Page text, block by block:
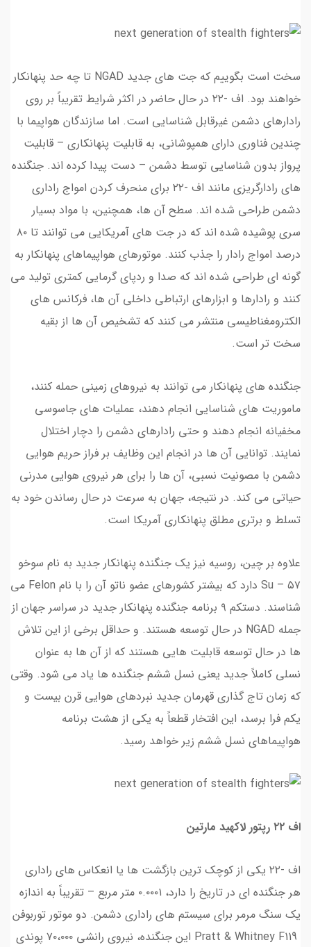
سخت است بگوییم که جت های جدید NGAD تا چه حد پنهانکار
خواهند بود. اف -۲۲ در حال حاضر در اکثر شرایط تقریباً بر روی
رادارهای دشمن غیرقابل شناسایی است. اما سازندگان هواپیما با
چندین فناوری دارای همپوشانی، به قابلیت پنهانکاری – قابلیت
پرواز بدون شناسایی توسط دشمن – دست پیدا کرده اند. جنگنده
های رادارگریزی مانند اف -۲۲ برای منحرف کردن امواج راداری
دشمن طراحی شده اند. سطح آن ها، همچنین، با مواد بسیار
سری پوشیده شده اند که در جت های آمریکایی می توانند تا ۸۰
درصد امواج رادار را جذب کنند. موتورهای هواپیماهای پنهانکار به
گونه ای طراحی شده اند که صدا و ردپای گرمایی کمتری تولید می
کنند و رادارها و ابزارهای ارتباطی داخلی آن ها، فرکانس های
الکترومغناطیسی منتشر می کنند که تشخیص آن ها از بقیه
سخت تر است.
جنگنده های پنهانکار می توانند به نیروهای زمینی حمله کنند،
ماموریت های شناسایی انجام دهند، عملیات های جاسوسی
مخفیانه انجام دهند و حتی رادارهای دشمن را دچار اختلال
نمایند. توانایی آن ها در انجام این وظایف بر فراز حریم هوایی
دشمن با مصونیت نسبی، آن ها را برای هر نیروی هوایی مدرنی
حیاتی می کند. در نتیجه، جهان به سرعت در حال رساندن خود به
تسلط و برتری مطلق پنهانکاری آمریکا است.
علاوه بر چین، روسیه نیز یک جنگنده پنهانکار جدید به نام سوخو
Su – ۵۷ دارد که بیشتر کشورهای عضو ناتو آن را با نام Felon می
شناسند. دستکم ۹ برنامه جنگنده پنهانکار جدید در سراسر جهان از
جمله NGAD در حال توسعه هستند. و حداقل برخی از این تلاش
ها در حال توسعه قابلیت هایی هستند که از آن ها به عنوان
نسلی کاملاً جدید یعنی نسل ششم جنگنده ها یاد می شود. وقتی
که زمان تاج گذاری قهرمان جدید نبردهای هوایی قرن بیست و
یکم فرا برسد، این افتخار قطعاً به یکی از هشت برنامه
هواپیماهای نسل ششم زیر خواهد رسید.
اف ۲۲ رپتور لاکهید مارتین
اف -۲۲ یکی از کوچک ترین بازگشت ها یا انعکاس های راداری
هر جنگنده ای در تاریخ را دارد، ۰.۰۰۰۱ متر مربع – تقریباً به اندازه
یک سنگ مرمر برای سیستم های راداری دشمن. دو موتور توربوفن
Pratt & Whitney F119 این جنگنده، نیروی رانشی ۷۰،۰۰۰ پوندی